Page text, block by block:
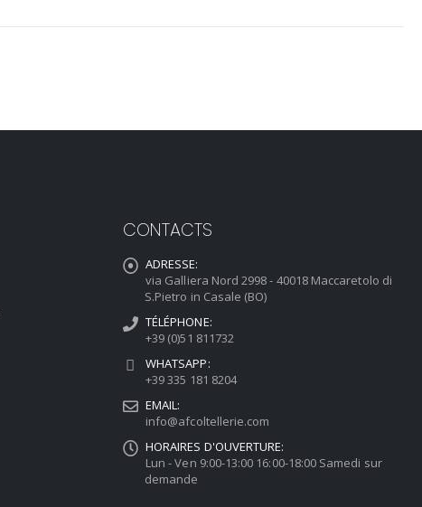
CONTACTS
ADRESSE:
via Galliera Nord 2998 - 40018 Maccaretolo di
S.Pietro in Casale (BO)
TÉLÉPHONE:
+39 (0)51 811732
WHATSAPP:
+39 335 181 8204
EMAIL:
info@afcoltellerie.com
HORAIRES D'OUVERTURE:
Lun - Ven 9:00-13:00 16:00-18:00 Samedi sur
demande